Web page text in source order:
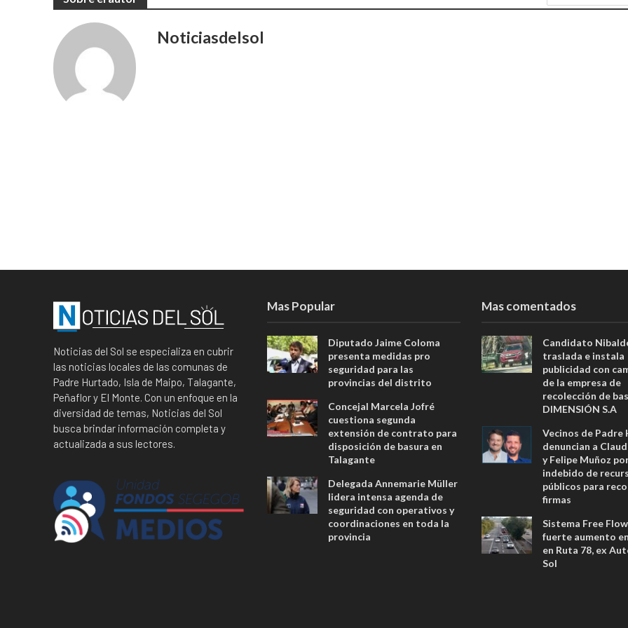
Noticiasdelsol
Noticias del Sol se especializa en cubrir
las noticias locales de las comunas de
Padre Hurtado, Isla de Maipo, Talagante,
Peñaflor y El Monte. Con un enfoque en la
diversidad de temas, Noticias del Sol
busca brindar información completa y
actualizada a sus lectores.
Mas Popular
Diputado Jaime Coloma
presenta medidas pro
seguridad para las
provincias del distrito
Concejal Marcela Jofré
cuestiona segunda
extensión de contrato para
disposición de basura en
Talagante
Delegada Annemarie Müller
lidera intensa agenda de
seguridad con operativos y
coordinaciones en toda la
provincia
Mas comentados
Candidato
traslada e instala
publicidad con
de la empresa de
recolección de
DIMENSIÓN S.A
Vecinos de
denuncian a
y Felipe Muñoz
indebido de
públicos para
firmas
Sistema Free
fuerte aumento
en Ruta 78, ex
Sol